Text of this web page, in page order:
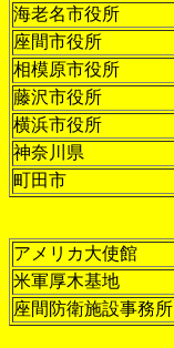
海老名市役所
座間市役所
相模原市役所
藤沢市役所
横浜市役所
神奈川県
町田市
アメリカ大使館
米軍厚木基地
座間防衛施設事務所